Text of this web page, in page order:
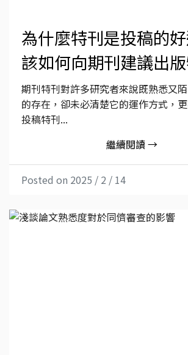
為什麼特刊是投稿的
該如何向期刊建議出
期刊特刊對許多研究者來說既熟悉又
的存在，卻未必清楚它的運作方式，
投稿特刊...
繼續閱讀 →
Posted on 2025 / 2 / 14